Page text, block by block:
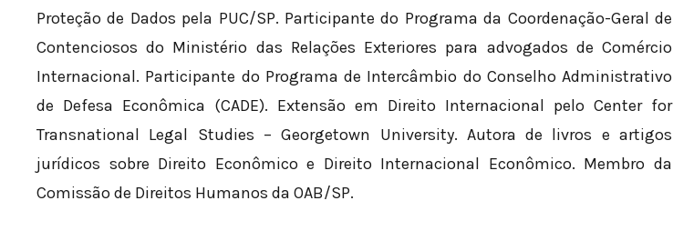
Proteção de Dados pela PUC/SP. Participante do Programa da Coordenação-Geral de
Contenciosos do Ministério das Relações Exteriores para advogados de Comércio
Internacional. Participante do Programa de Intercâmbio do Conselho Administrativo
de Defesa Econômica (CADE). Extensão em Direito Internacional pelo Center for
Transnational Legal Studies – Georgetown University. Autora de livros e artigos
jurídicos sobre Direito Econômico e Direito Internacional Econômico. Membro da
Comissão de Direitos Humanos da OAB/SP.